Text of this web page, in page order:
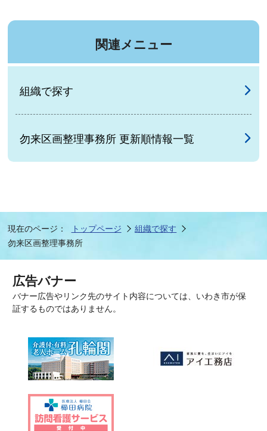
関連メニュー
組織で探す
勿来区画整理事務所 更新順情報一覧
現在のページ： トップページ
組織で探す
勿来区画整理事務所
広告バナー
バナー広告やリンク先のサイト内容については、いわき市が保
証するものではありません。